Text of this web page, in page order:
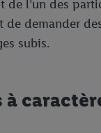
de l’un des
de demander
subis.
à